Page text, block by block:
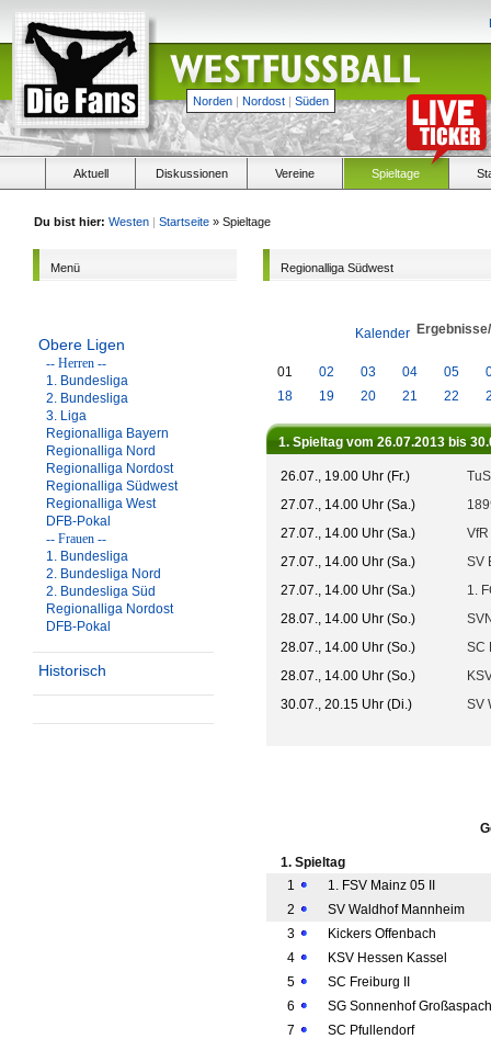
Norden | Nordost | Süden
Aktuell Diskussionen Vereine Spieltage
Du bist hier: Westen | Startseite » Spieltage
Menü
Obere Ligen
-- Herren --
1. Bundesliga
2. Bundesliga
3. Liga
Regionalliga Bayern
Regionalliga Nord
Regionalliga Nordost
Regionalliga Südwest
Regionalliga West
DFB-Pokal
-- Frauen --
1. Bundesliga
2. Bundesliga Nord
2. Bundesliga Süd
Regionalliga Nordost
DFB-Pokal
Historisch
Regionalliga Südwest
Kalender
01 02 03 04 05
18
19 20 21 22
1. Spieltag vom 26.07.2013 bis
26.07., 19.00 Uhr (Fr.)
27.07., 14.00 Uhr (Sa.)
27.07., 14.00 Uhr (Sa.)
27.07., 14.00 Uhr (Sa.)
SV
27.07., 14.00 Uhr (Sa.)
1.
28.07., 14.00 Uhr (So.)
28.07., 14.00 Uhr (So.)
SC
28.07., 14.00 Uhr (So.)
30.07., 20.15 Uhr (Di.)
SV
1. Spieltag
1
1. FSV Mainz 05 II
2
SV Waldhof Mannheim
3
Kickers Offenbach
4
KSV Hessen Kassel
5
SC Freiburg II
6
SG Sonnenhof Großaspach
7
SC Pfullendorf